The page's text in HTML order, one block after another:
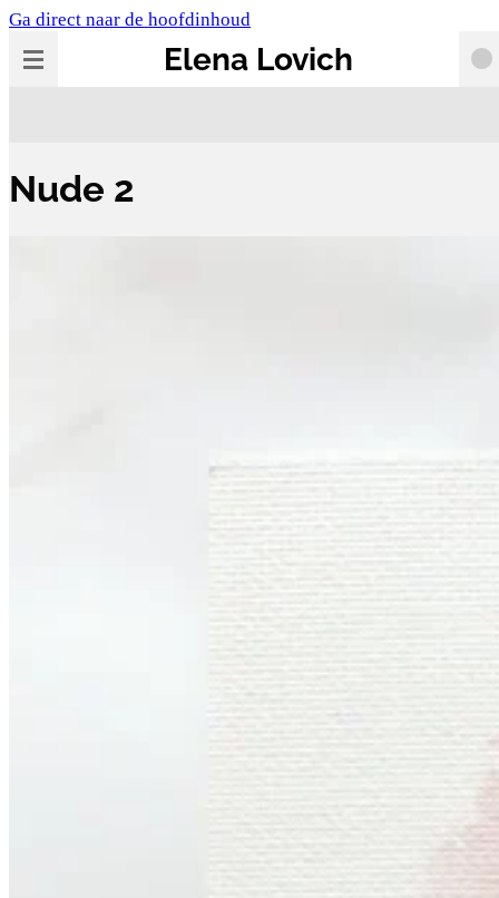
Ga direct naar de hoofdinhoud
Elena Lovich
Nude 2